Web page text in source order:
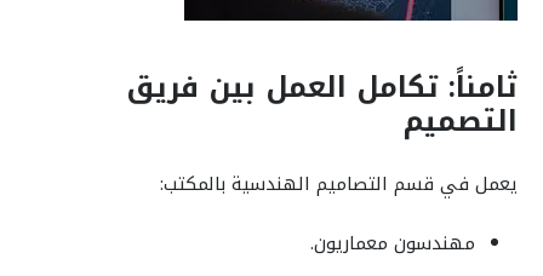
ثامناً: تكامل العمل بين فريق
التصميم
يعمل في قسم التصاميم الهندسية بالمكتب:
مهندسون معماريون.